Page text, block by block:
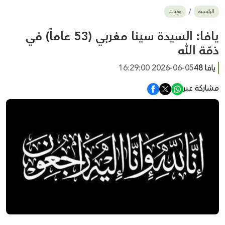
بيع وشراء
أخبار القدس
وفيات
المزيد
ارسل خبر
الرئيسية وفيات
يافا: السيدة سينا مغربي (53 عاماً) في
ذمّة الله
يافا 48
2026-06-05 16:29:00
مشاركة عبر